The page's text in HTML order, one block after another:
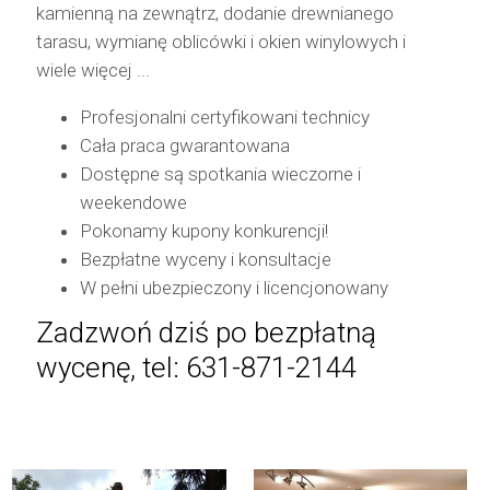
kamienną na zewnątrz, dodanie drewnianego
tarasu, wymianę oblicówki i okien winylowych i
wiele więcej ...
Profesjonalni certyfikowani technicy
Cała praca gwarantowana
Dostępne są spotkania wieczorne i
weekendowe
Pokonamy kupony konkurencji!
Bezpłatne wyceny i konsultacje
W pełni ubezpieczony i licencjonowany
Zadzwoń dziś po bezpłatną
wycenę, tel: 631-871-2144